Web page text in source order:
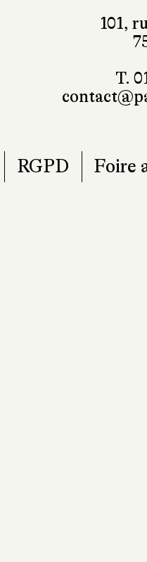
101,
T.
RGPD Foire